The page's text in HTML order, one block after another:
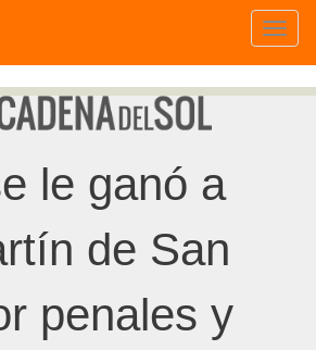
le ganó a
de San
penales y